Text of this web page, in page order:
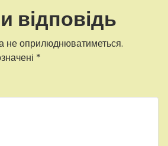
відповідь
оприлюднюватиметься.
*